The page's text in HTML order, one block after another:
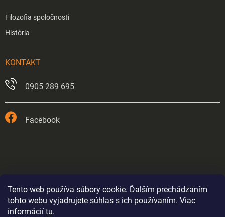
Tento web používa súbory cookie. Ďalším prechádzaním
tohto webu vyjadrujete súhlas s ich používaním. Viac
informácií tu.
Filozofia spoločnosti
História
KONTAKT
0905 289 695
Facebook